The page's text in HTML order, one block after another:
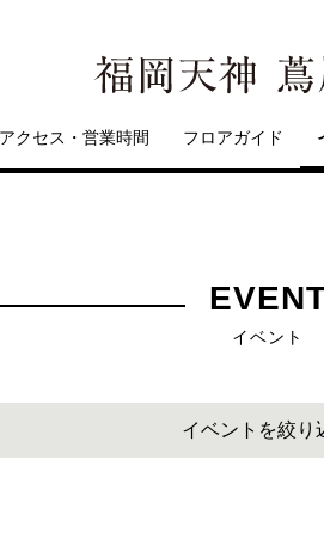
アクセス・営業時間 フロアガイド
イベント
イベントを絞り